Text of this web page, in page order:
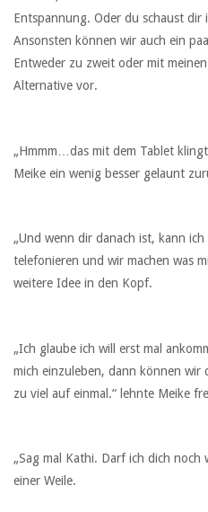
Entspannung. Oder du schaust
Ansonsten können wir auch ein
Entweder zu zweit oder mit
Alternative vor.
„Hmmm…das mit dem Tablet
Meike ein wenig besser gelaunt
„Und wenn dir danach ist, kann
telefonieren und wir machen was
weitere Idee in den Kopf.
„Ich glaube ich will erst mal
mich einzuleben, dann können wir
zu viel auf einmal.“ lehnte Meike
„Sag mal Kathi. Darf ich dich noch
einer Weile.